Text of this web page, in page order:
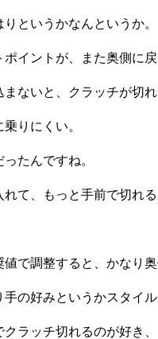
というかなんというか。
イントが、また奥側に戻
ないと、クラッチが切れ
りにくい。
たんですね。
て、もっと手前で切れ
で調整すると、かなり
の好みというかスタイル
ラッチ切れるのが好き、